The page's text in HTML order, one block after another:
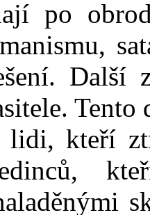
po
Další
kteří